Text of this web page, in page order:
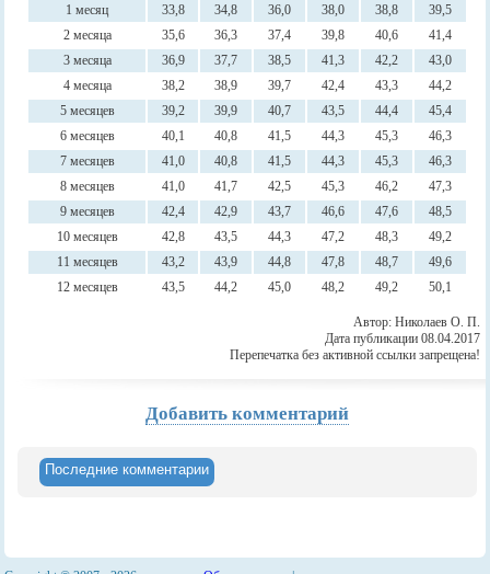
1 месяц
33,8 34,8 36,0 38,0 38,8
39,5
2 месяца
35,6 36,3 37,4 39,8 40,6
41,4
3 месяца
36,9 37,7 38,5 41,3 42,2
43,0
4 месяца
38,2 38,9 39,7 42,4 43,3
44,2
5 месяцев
39,2 39,9 40,7 43,5 44,4
45,4
6 месяцев
40,1 40,8 41,5 44,3 45,3
46,3
7 месяцев
41,0 40,8 41,5 44,3 45,3
46,3
8 месяцев
41,0 41,7 42,5 45,3 46,2
47,3
9 месяцев
42,4 42,9 43,7 46,6 47,6
48,5
10 месяцев
42,8 43,5 44,3 47,2 48,3
49,2
11 месяцев
43,2 43,9 44,8 47,8 48,7
49,6
12 месяцев
43,5 44,2 45,0 48,2 49,2 50,1
Автор: Николаев О. П.
Дата публикации 08.04.2017
Перепечатка без активной ссылки запрещена!
Добавить комментарий
Последние комментарии